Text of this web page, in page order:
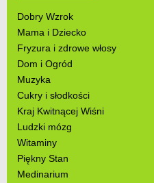
Dobry Wzrok
Mama i Dziecko
Fryzura i zdrowe włosy
Dom i Ogród
Muzyka
Cukry i słodkości
Kraj Kwitnącej Wiśni
Ludzki mózg
Witaminy
Piękny Stan
Medinarium